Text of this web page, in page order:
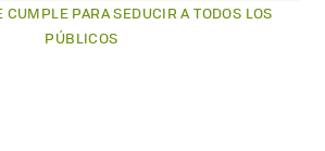
CUMPLE PARA SEDUCIR A TODOS LOS
PÚBLICOS